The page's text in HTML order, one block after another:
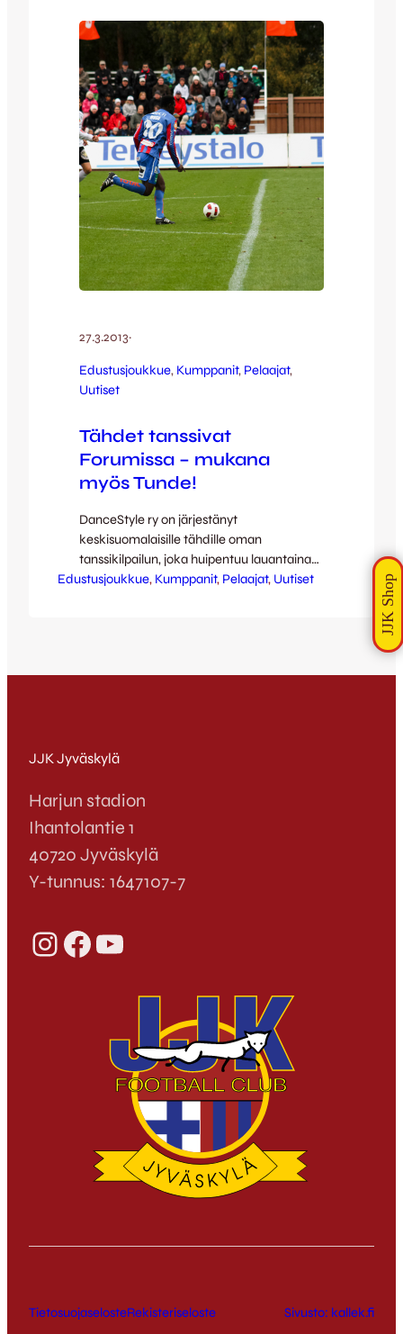
päättäville motivaatiota, työkaluja ja
konkreettisia esimerkkejä, joilla pystytään
edistämään terveyttä, vähentämään
sairauspoissaoloja sekä lisäämään
yrityksen tuottavuutta henkilöstön
hyvinvoinnin kautta. Osallistumalla…
27.3.2013·
Edustusjoukkue, Kumppanit, Pelaajat
Uutiset
Tähdet tanssivat
Forumissa – mukana
myös Tunde!
DanceStyle ry on järjestänyt
keskisuomalaisille tähdille oman
tanssikilpailun, joka huipentuu lauantaina
6.4. kello 14 alkaen kauppakeskus
JJK:n oma, rakastettu kärkimies
ollaankin jo nähty…
Edustusjoukkue, Kumppanit, Pelaajat, Uutiset
JJK Jyväskylä
Harjun stadion
Ihantolantie 1
40720 Jyväskylä
Y-tunnus: 1647107-7
InstagramFacebook YouTube
TietosuojaselosteRekisteriseloste Sivusto: kallek.fi